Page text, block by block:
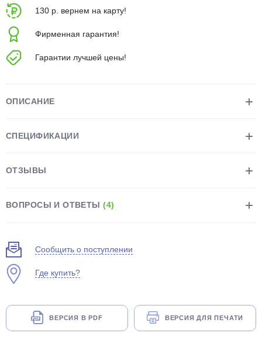
130 р. вернем на карту!
Фирменная гарантия!
Гарантии лучшей цены!
ОПИСАНИЕ
СПЕЦИФИКАЦИИ
ОТЗЫВЫ
ВОПРОСЫ И ОТВЕТЫ(4)
Сообщить о поступлении
Где купить?
ВЕРСИЯ В PDF ВЕРСИЯ ДЛЯ ПЕЧАТИ
об оплате Плайтом